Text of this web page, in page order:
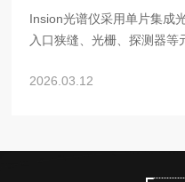
Insion光谱仪采用单片集成
入口狭缝、光栅、探测器等
2026.03.12